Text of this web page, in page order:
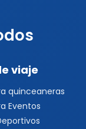
viaje
quinceaneras
Eventos